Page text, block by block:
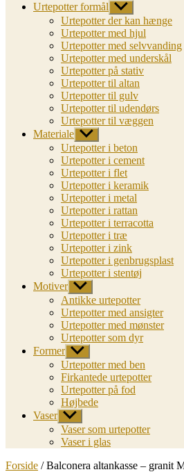
Urtepotter formål Vis
undermenu
Urtepotter der kan hænge
Urtepotter med hjul
Urtepotter med selvvanding
Urtepotter med underskål
Urtepotter på stativ
Urtepotter til altan
Urtepotter til gulv
Urtepotter til udendørs
Urtepotter til væggen
Materiale Vis
undermenu
Urtepotter i beton
Urtepotter i cement
Urtepotter i flet
Urtepotter i keramik
Urtepotter i metal
Urtepotter i rattan
Urtepotter i terracotta
Urtepotter i træ
Urtepotter i zink
Urtepotter i genbrugsplast
Urtepotter i stentøj
Motiver Vis
undermenu
Antikke urtepotter
Urtepotter med ansigter
Urtepotter med mønster
Urtepotter som dyr
Former Vis
undermenu
Urtepotter med ben
Firkantede urtepotter
Urtepotter på fod
Højbede
Vaser Vis
undermenu
Vaser som urtepotter
Vaser i glas
Forside / Balconera altankasse – granit